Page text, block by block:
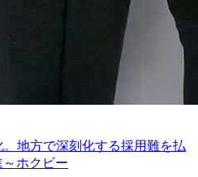
地方で深刻化する採用難を払
ホクビー